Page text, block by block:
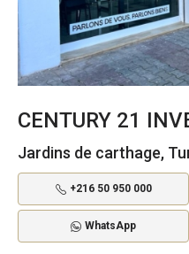
CENTURY 21
Jardins de carthage,
+216 50 950 000
WhatsApp